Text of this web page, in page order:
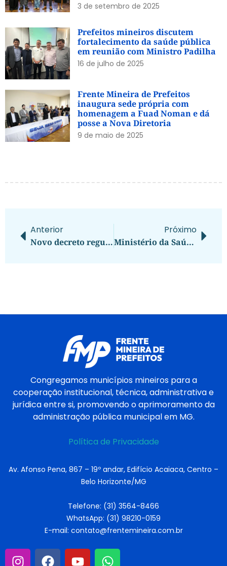
3 de setembro de 2025
Prefeitos mineiros discutem
fortalecimento da saúde pública
em reunião com Ministro Padilha
16 de julho de 2025
Frente Mineira de Prefeitos
inaugura sede própria com
homenagem a Fuad Noman e dá
posse a Nova Diretoria
9 de maio de 2025
Anterior
Novo decreto regulamenta, em âmbito federal, a Lei nº 11.284, de 2 de março de 2006, que dispõe sobre a gestão de florestas públicas para a produção sustentável, e dá outras providências
Próximo
Ministério da Saúde prorroga prazo para cadastramento de propostas no Novo PAC
Congregamos municípios mineiros para a
cooperação institucional, técnica, administrativa e
jurídica entre si, promovendo o aprimoramento da
administração pública municipal em MG.
Política de Privacidade
Av. Afonso Pena, 867 – 19º andar, Edifício Acaiaca, Centro –
Belo Horizonte/MG
Telefone: (31) 3564-8466
WhatsApp: (31) 98210-0159
E-mail: contato@frentemineira.com.br